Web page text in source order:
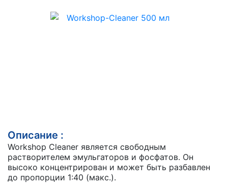
Описание :
Workshop Cleaner является свободным
растворителем эмульгаторов и фосфатов. Он
высоко концентрирован и может быть разбавлен
до пропорции 1:40 (макс.).